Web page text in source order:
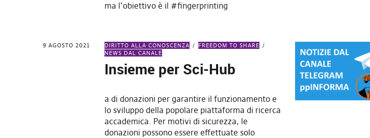
ma l’obiettivo è il #fingerprinting
9 AGOSTO 2021 DIRITTO ALLA CONOSCENZA
FREEDOM TO SHARE
NEWS DAL CANALE
Insieme per Sci-Hub
a di donazioni per garantire il funzionamento e
lo sviluppo della popolare piattaforma di ricerca
accademica. Per motivi di sicurezza, le
donazioni possono essere effettuate solo